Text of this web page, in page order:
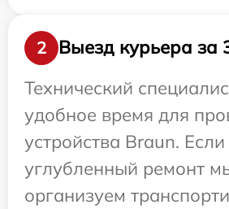
2
Выезд курьера за
Технический
удобное время для
устройства Braun.
углубленный ремонт
организуем